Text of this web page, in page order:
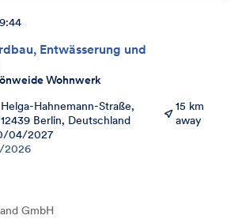
Entwässerung und
Wohnwerk
Helga-Hahnemann-Straße,
12439 Berlin, Deutschland
15 km
away
04/2027
2026
GmbH